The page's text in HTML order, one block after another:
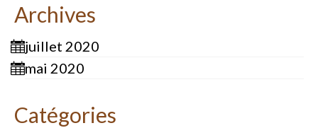
Archives
juillet 2020
mai 2020
Catégories